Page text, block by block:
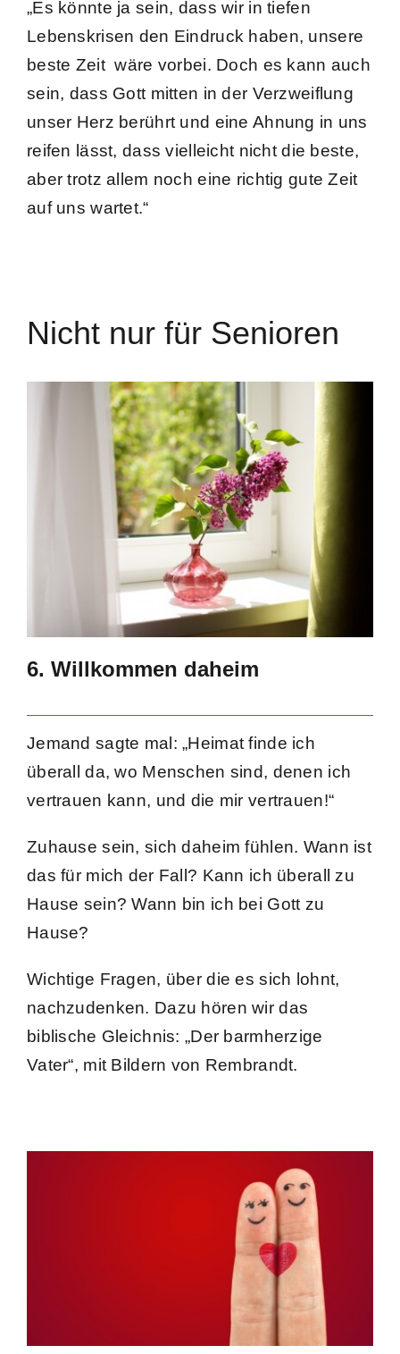
„Es könnte ja sein, dass wir in tiefen
Lebenskrisen den Eindruck haben, unsere
beste Zeit wäre vorbei. Doch es kann auch
sein, dass Gott mitten in der Verzweiflung
unser Herz berührt und eine Ahnung in uns
reifen lässt, dass vielleicht nicht die beste,
aber trotz allem noch eine richtig gute Zeit
auf uns wartet.“
Nicht nur für Senioren
6. Willkommen daheim
Jemand sagte mal: „Heimat finde ich
überall da, wo Menschen sind, denen ich
vertrauen kann, und die mir vertrauen!“
Zuhause sein, sich daheim fühlen. Wann ist
das für mich der Fall? Kann ich überall zu
Hause sein? Wann bin ich bei Gott zu
Hause?
Wichtige Fragen, über die es sich lohnt,
nachzudenken. Dazu hören wir das
biblische Gleichnis: „Der barmherzige
Vater“, mit Bildern von Rembrandt.